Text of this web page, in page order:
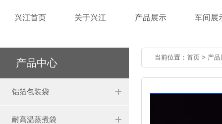
兴江首页 关于兴江 产品展示 车间展
产品中心
铝箔包装袋
耐高温蒸煮袋
当前位置： 首页> 产品